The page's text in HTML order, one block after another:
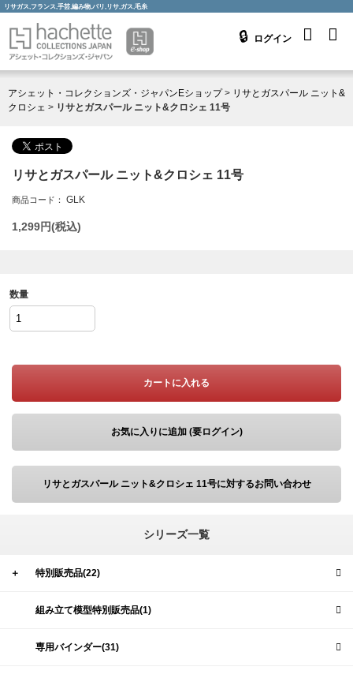
リサガス,フランス,手芸,編み物,パリ,リサ,ガス,毛糸
ログイン
アシェット・コレクションズ・ジャパンEショップ> リサとガスパール ニット&
クロシェ > リサとガスパール ニット&クロシェ 11号
リサとガスパール ニット&クロシェ 11号
商品コード： GLK
1,299円(税込)
数量
カートに入れる
お気に入りに追加 (要ログイン)
リサとガスパール ニット&クロシェ 11号に対するお問い合わせ
シリーズ一覧
＋ 特別販売品(22)
組み立て模型特別販売品(1)
専用バインダー(31)